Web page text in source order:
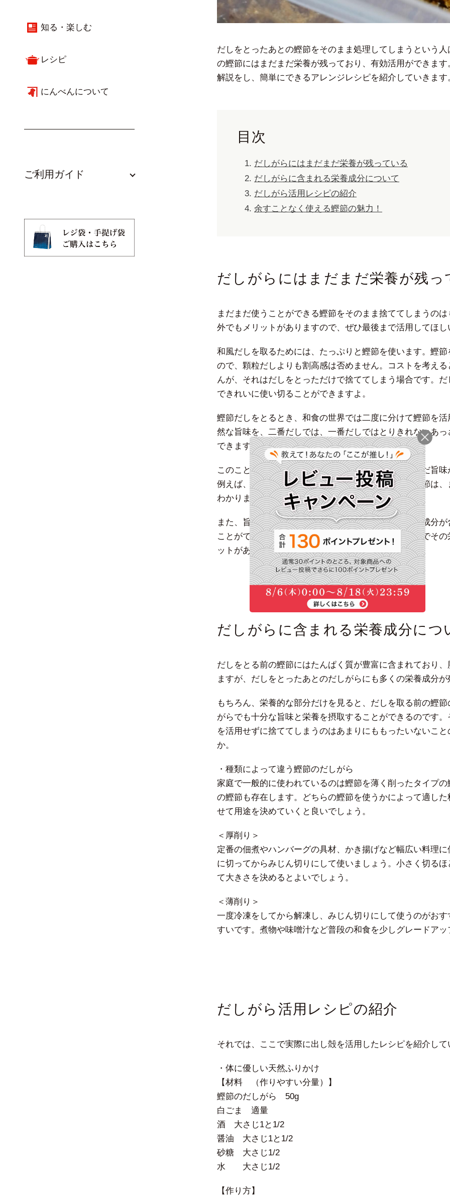
知る・楽しむ
レシピ
にんべんについて
ご利用ガイド
だしをとったあとの鰹節をそのまま処理してしまうという
の鰹節にはまだまだ栄養が残っており、有効活用ができま
解説をし、簡単にできるアレンジレシピを紹介していきます
目次
だしがらにはまだまだ栄養が残っている
だしがらに含まれる栄養成分について
だしがら活用レシピの紹介
余すことなく使える鰹節の魅力！
だしがらにはまだまだ栄養が残っ
まだまだ使うことができる鰹節をそのまま捨ててしまうの
外でもメリットがありますので、ぜひ最後まで活用してほし
和風だしを取るためには、たっぷりと鰹節を使います。鰹
ので、顆粒だしよりも割高感は否めません。コストを考え
んが、それはだしをとっただけで捨ててしまう場合です。
できれいに使い切ることができますよ。
鰹節だしをとるとき、和食の世界では二度に分けて鰹節を
然な旨味を、二番だしでは、一番だしではとりきれないあ
できます。
このことからも、鰹節は一回だしをとっただけではまだ旨味
例えば、昆布との合わせだしに一度使用しただけの鰹節は
わかりますよね。
また、旨味の部分とは別に、鰹節にはさまざまな栄養成分
ことができない栄養素は、鰹節そのものを食べることでそ
ットがあります。
だしがらに含まれる栄養成分につ
だしをとる前の鰹節にはたんぱく質が豊富に含まれており
ますが、だしをとったあとのだしがらにも多くの栄養成分が
もちろん、栄養的な部分だけを見ると、だしを取る前の鰹
がらでも十分な旨味と栄養を摂取することができるのです
を活用せずに捨ててしまうのはあまりにももったいないこ
か。
・種類によって違う鰹節のだしがら
家庭で一般的に使われているのは鰹節を薄く削ったタイプ
の鰹節も存在します。どちらの鰹節を使うかによって適し
せて用途を決めていくと良いでしょう。
＜厚削り＞
定番の佃煮やハンバーグの具材、かき揚げなど幅広い料理
に切ってからみじん切りにして使いましょう。小さく切る
て大きさを決めるとよいでしょう。
＜薄削り＞
一度冷凍をしてから解凍し、みじん切りにして使うのがお
すいです。煮物や味噌汁など普段の和食を少しグレードアッ
だしがら活用レシピの紹介
それでは、ここで実際に出し殻を活用したレシピを紹介して
・体に優しい天然ふりかけ
【材料 （作りやすい分量）】
鰹節のだしがら 50g
白ごま 適量
酒 大さじ1と1/2
醤油 大さじ1と1/2
砂糖 大さじ1/2
水 大さじ1/2
【作り方】